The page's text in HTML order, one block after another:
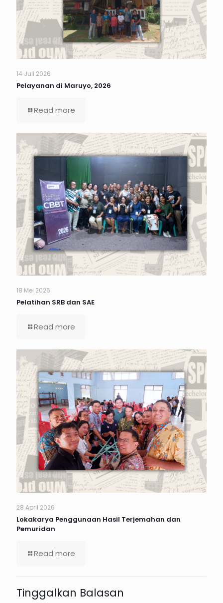
14 Juli 2026
Pelayanan di Maruyo, 2026
Read more
18 Mei 2026
Pelatihan SRB dan SAE
Read more
28 April 2026
Lokakarya Penggunaan Hasil Terjemahan dan
Pemuridan
Read more
Tinggalkan Balasan